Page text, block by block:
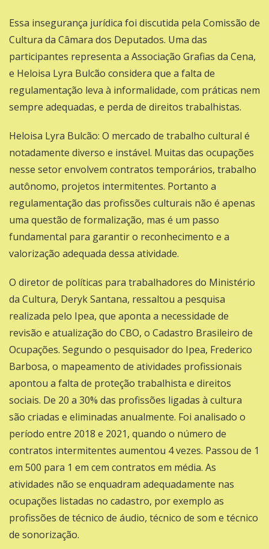
Essa insegurança jurídica foi discutida pela Comissão de
Cultura da Câmara dos Deputados. Uma das
participantes representa a Associação Grafias da Cena,
e Heloisa Lyra Bulcão considera que a falta de
regulamentação leva à informalidade, com práticas nem
sempre adequadas, e perda de direitos trabalhistas.
Heloisa Lyra Bulcão: O mercado de trabalho cultural é
notadamente diverso e instável. Muitas das ocupações
nesse setor envolvem contratos temporários, trabalho
autônomo, projetos intermitentes. Portanto a
regulamentação das profissões culturais não é apenas
uma questão de formalização, mas é um passo
fundamental para garantir o reconhecimento e a
valorização adequada dessa atividade.
O diretor de políticas para trabalhadores do Ministério
da Cultura, Deryk Santana, ressaltou a pesquisa
realizada pelo Ipea, que aponta a necessidade de
revisão e atualização do CBO, o Cadastro Brasileiro de
Ocupações. Segundo o pesquisador do Ipea, Frederico
Barbosa, o mapeamento de atividades profissionais
apontou a falta de proteção trabalhista e direitos
sociais. De 20 a 30% das profissões ligadas à cultura
são criadas e eliminadas anualmente. Foi analisado o
período entre 2018 e 2021, quando o número de
contratos intermitentes aumentou 4 vezes. Passou de 1
em 500 para 1 em cem contratos em média. As
atividades não se enquadram adequadamente nas
ocupações listadas no cadastro, por exemplo as
profissões de técnico de áudio, técnico de som e técnico
de sonorização.